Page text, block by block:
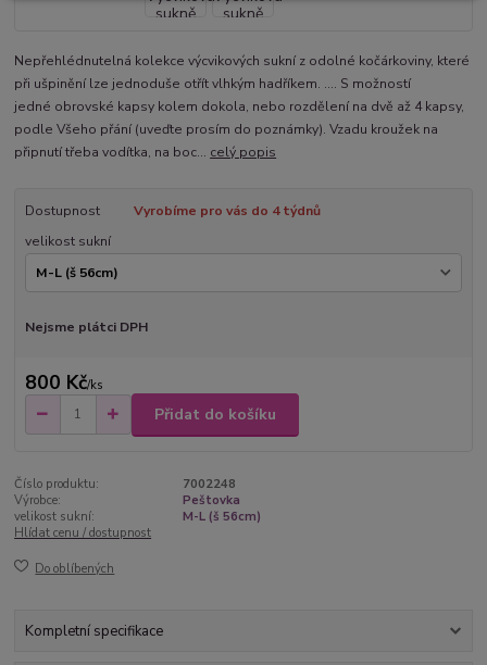
Nepřehlédnutelná kolekce výcvikových sukní z odolné kočárkoviny, které
při ušpinění lze jednoduše otřít vlhkým hadříkem. .... S možností
jedné obrovské kapsy kolem dokola, nebo rozdělení na dvě až 4 kapsy,
podle Všeho přání (uveďte prosím do poznámky). Vzadu kroužek na
připnutí třeba vodítka, na boc... celý popis
Dostupnost
Vyrobíme pro vás do 4 týdnů
velikost sukní
Nejsme plátci DPH
800 Kč/ks
Přidat do košíku
Číslo produktu:
7002248
Výrobce:
Peštovka
velikost sukní:
M-L (š 56cm)
Hlídat cenu / dostupnost
Do oblíbených
Kompletní specifikace